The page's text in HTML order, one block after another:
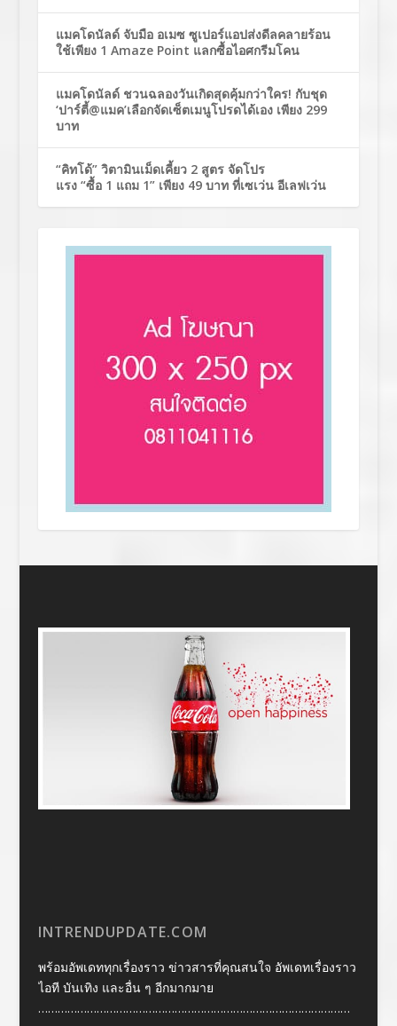
แมคโดนัลด์ จับมือ อเมซ ซูเปอร์แอปส่งดีลคลายร้อน
ใช้เพียง 1 Amaze Point แลกซื้อไอศกรีมโคน
แมคโดนัลด์ ชวนฉลองวันเกิดสุดคุ้มกว่าใคร! กับชุด
‘ปาร์ตี้@แมค’เลือกจัดเซ็ตเมนูโปรดได้เอง เพียง 299
บาท
“คิทโด้” วิตามินเม็ดเคี้ยว 2 สูตร จัดโปร
แรง “ซื้อ 1 แถม 1” เพียง 49 บาท ที่เซเว่น อีเลฟเว่น
INTRENDUPDATE.COM
พร้อมอัพเดททุกเรื่องราว ข่าวสารที่คุณสนใจ อัพเดทเรื่องราว
ไอที บันเทิง และอื่น ๆ อีกมากมาย
……………………………………………………………………………………